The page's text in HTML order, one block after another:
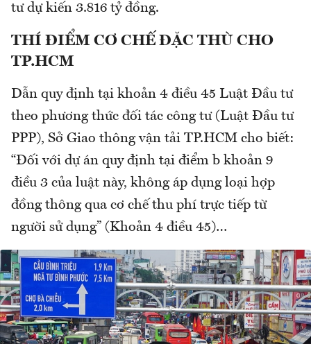
tư dự kiến 3.816 tỷ đồng.
THÍ ĐIỂM CƠ CHẾ ĐẶC THÙ CHO
TP.HCM
Dẫn quy định tại khoản 4 điều 45 Luật Đầu tư
theo phương thức đối tác công tư (Luật Đầu tư
PPP), Sở Giao thông vận tải TP.HCM cho biết:
“Đối với dự án quy định tại điểm b khoản 9
điều 3 của luật này, không áp dụng loại hợp
đồng thông qua cơ chế thu phí trực tiếp từ
người sử dụng” (Khoản 4 điều 45)…